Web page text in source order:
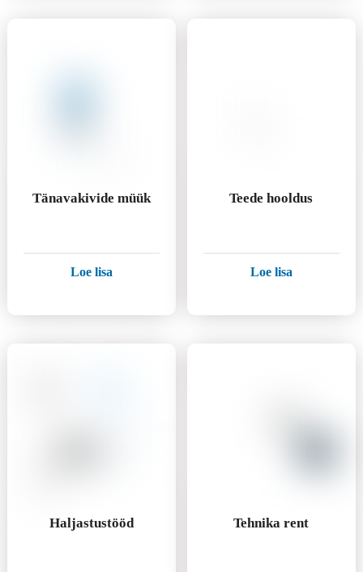
Tänavakivide müük
Loe lisa
Teede hooldus
Loe lisa
Haljastustööd Tehnika rent